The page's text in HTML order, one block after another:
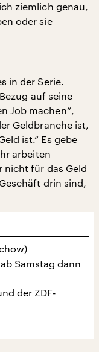
ziemlich genau,
oder sie
in der Serie.
auf seine
Job machen“,
Geldbranche ist,
ist.“ Es gebe
arbeiten
nicht für das Geld
drin sind,
Samstag dann
der ZDF-